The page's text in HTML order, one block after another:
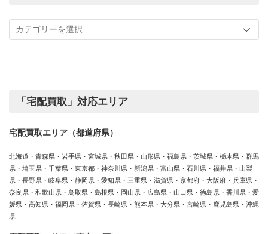
績
カ
「宅配買取」対応エリア
宅配買取エリア（都道府県）
北海道・青森県・岩手県・宮城県・秋田県・山形県・福島県・茨城県・栃木県・群馬
県・埼玉県・千葉県・東京都・神奈川県・新潟県・富山県・石川県・福井県・山梨
県・長野県・岐阜県・静岡県・愛知県・三重県・滋賀県・京都府・大阪府・兵庫県・
奈良県・和歌山県・鳥取県・島根県・岡山県・広島県・山口県・徳島県・香川県・愛
媛県・高知県・福岡県・佐賀県・長崎県・熊本県・大分県・宮崎県・鹿児島県・沖縄
県